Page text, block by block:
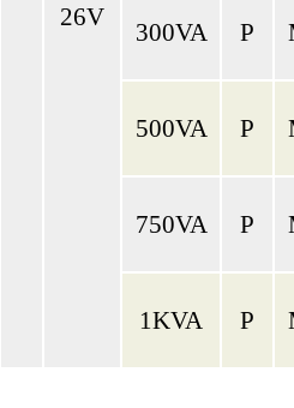
26V
300VA P
500VA P
750VA P
1KVA P